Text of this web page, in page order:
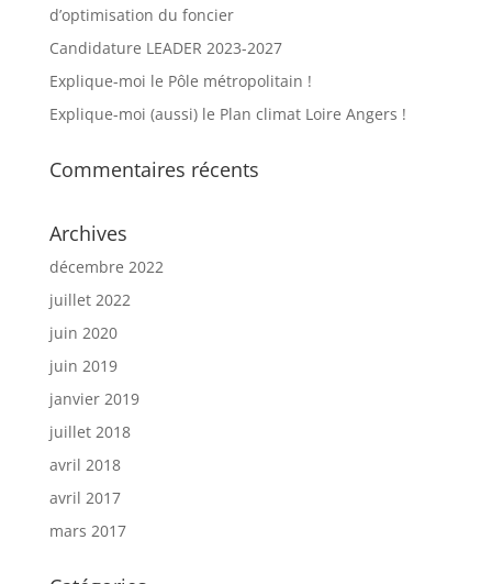
d’optimisation du foncier
Candidature LEADER 2023-2027
Explique-moi le Pôle métropolitain !
Explique-moi (aussi) le Plan climat Loire Angers !
Commentaires récents
Archives
décembre 2022
juillet 2022
juin 2020
juin 2019
janvier 2019
juillet 2018
avril 2018
avril 2017
mars 2017